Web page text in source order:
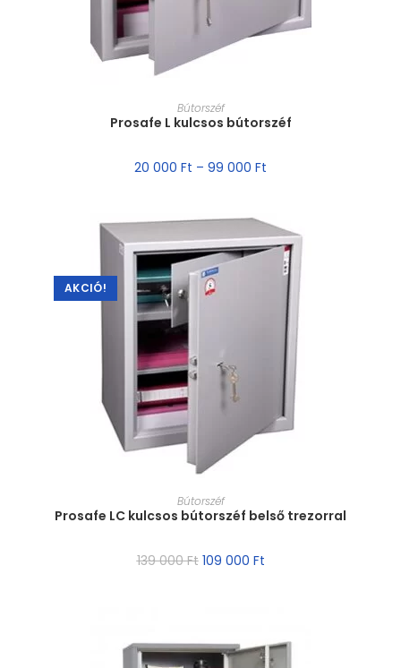
MÉRET VÁLASZTÁSA
Bútorszéf
Prosafe L kulcsos bútorszéf
20 000 Ft – 99 000 Ft
AKCIÓ!
MÉRET VÁLASZTÁSA
Bútorszéf
Prosafe LC kulcsos bútorszéf belső trezorral
139 000Ft 109 000 Ft